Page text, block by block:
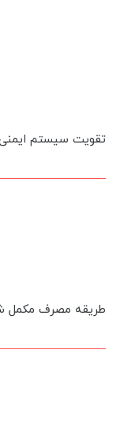
تقویت سیستم
طریقه مصرف مکمل